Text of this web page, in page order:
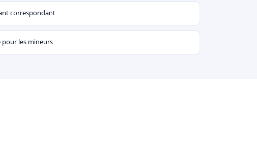
correspondant
les mineurs